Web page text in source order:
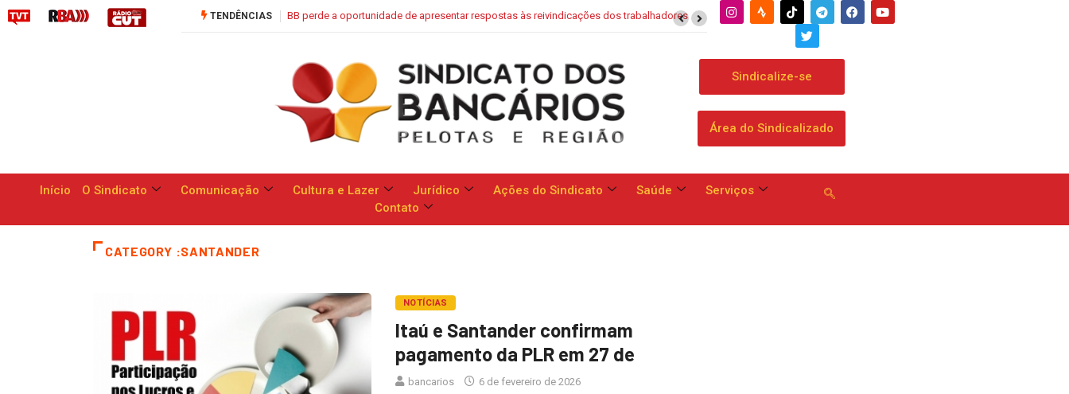
TENDÊNCIAS Saúde Caixa: Banco apresenta proposta que chega a dobrar mensalidade
Sindicalize-se
Área do Sindicalizado
Início O Sindicato Comunicação Cultura e Lazer Jurídico Ações do Sindicato Saúde
Serviços
Contato
CATEGORY :SANTANDER
NOTÍCIAS
Itaú e Santander confirmam
pagamento da PLR em 27 de
bancarios 6 de fevereiro de 2026